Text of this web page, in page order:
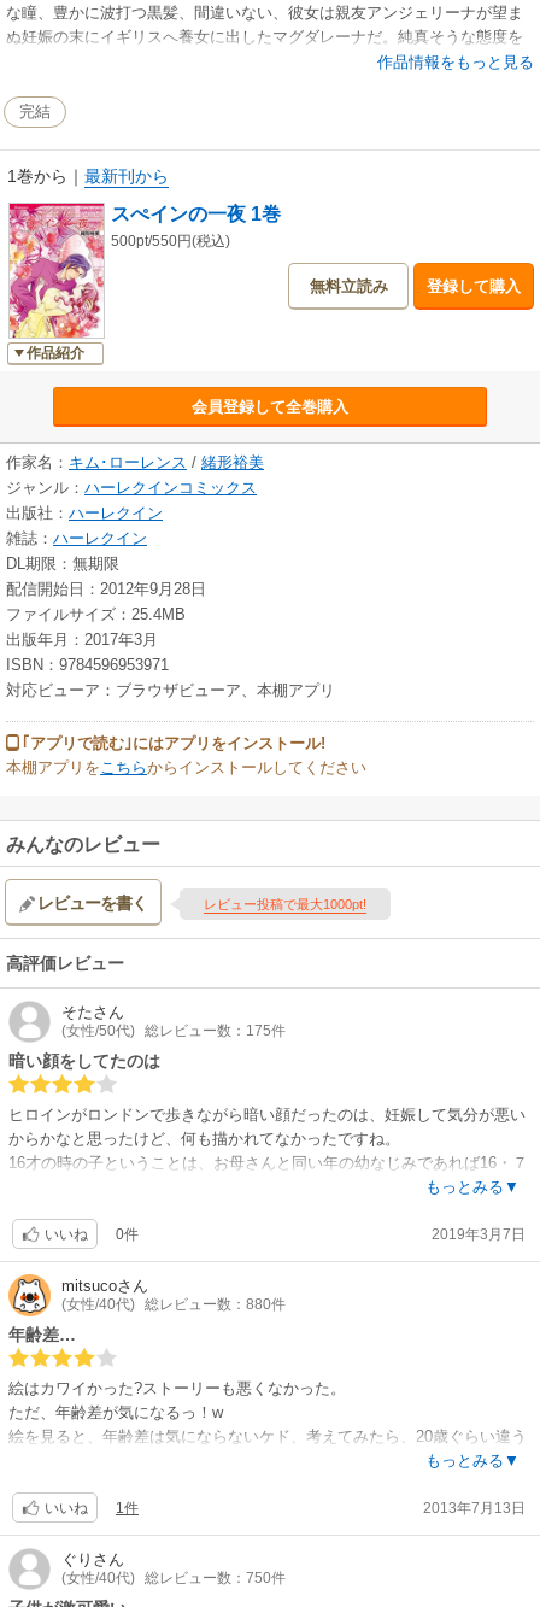
な瞳、豊かに波打つ黒髪、間違いない、彼女は親友アンジェリーナが望ま
ぬ妊娠の末にイギリスへ養女に出したマグダレーナだ。純真そうな態度を
装って本家の子供の洗礼式にやって来るなんていったいどういうつもりな
女を汚すことになったとしても…！
作品情報をもっと見る
完結
1巻から ｜ 最新刊から
作品紹介
スぺインの一夜 1巻
500pt/550円(税込)
無料立読み 登録して購入
会員登録して全巻購入
作家名： キム･ローレンス / 緒形裕美
ジャンル： ハーレクインコミックス
出版社： ハーレクイン
雑誌： ハーレクイン
DL期限：無期限
配信開始日：2012年9月28日
ファイルサイズ：25.4MB
出版年月：2017年3月
ISBN：9784596953971
対応ビューア：ブラウザビューア、本棚アプリ
｢アプリで読む｣にはアプリをインストール!
本棚アプリをこちらからインストールしてください
みんなのレビュー
レビューを書く レビュー投稿で最大1000pt!
高評価レビュー
そたさん
(女性/50代) 総レビュー数：175件
暗い顔をしてたのは
ヒロインがロンドンで歩きながら暗い顔だったのは、妊娠して気分が悪い
からかなと思ったけど、何も描かれてなかったですね。
16才の時の子ということは、お母さんと同い年の幼なじみであれば16・７
才差？ まあ、ありですね。ただ今いったい何才なのかしら？もっとみる▼
いいね 0件 2019年3月7日
mitsucoさん
(女性/40代) 総レビュー数：880件
年齢差…
絵はカワイかった?ストーリーも悪くなかった。
ただ、年齢差が気になるっ！w
絵を見ると、年齢差は気にならないケド、考えてみたら、20歳ぐらい違う
あと、産みのお母さんのラブストーリーも読んでみたいところです。
もっとみる▼
いいね 1件 2013年7月13日
ぐり さん
(女性/40代) 総レビュー数：750件